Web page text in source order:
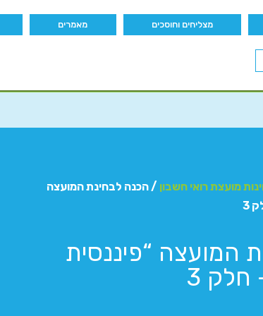
מצליחים וחוסכים מאמרים
מועצת רואי חשבון / הכנה לבחינת המועצה
3
המועצה “פיננסית
3